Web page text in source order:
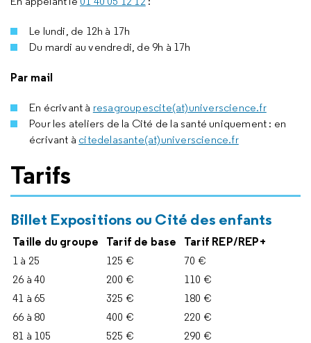
Le lundi, de 12h à 17h
Du mardi au vendredi, de 9h à 17h
Par mail
En écrivant à resagroupescite(at)universcience.fr
Pour les ateliers de la Cité de la santé uniquement : en
écrivant à citedelasante(at)universcience.fr
Tarifs
Billet Expositions ou Cité des enfants
Taille du groupe Tarif de base Tarif REP/REP+
1 à 25 125 €
70 €
26 à 40
200 €
110 €
41 à 65
325 €
180 €
66 à 80
400 €
220 €
81 à 105
525 €
290 €